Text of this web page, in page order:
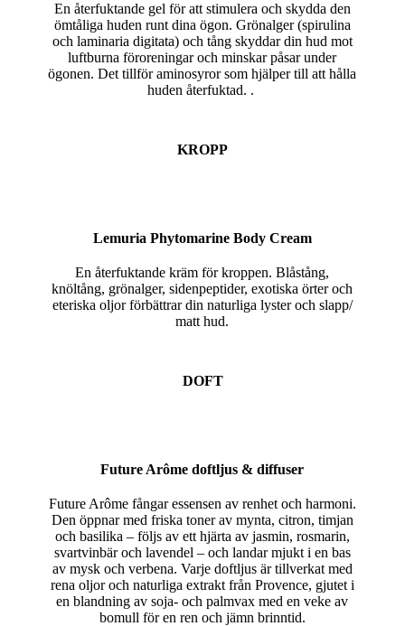
En återfuktande gel för att stimulera och skydda den
ömtåliga huden runt dina ögon. Grönalger (spirulina
och laminaria digitata) och tång skyddar din hud mot
luftburna föroreningar och minskar påsar under
ögonen. Det tillför aminosyror som hjälper till att hålla
huden återfuktad. .
KROPP
Lemuria Phytomarine Body Cream
En återfuktande kräm för kroppen. Blåstång,
knöltång, grönalger, sidenpeptider, exotiska örter och
eteriska oljor förbättrar din naturliga lyster och slapp/
matt hud.
DOFT
Future Arôme doftljus & diffuser
Future Arôme fångar essensen av renhet och harmoni.
Den öppnar med friska toner av mynta, citron, timjan
och basilika – följs av ett hjärta av jasmin, rosmarin,
svartvinbär och lavendel – och landar mjukt i en bas
av mysk och verbena. Varje doftljus är tillverkat med
rena oljor och naturliga extrakt från Provence, gjutet i
en blandning av soja- och palmvax med en veke av
bomull för en ren och jämn brinntid.